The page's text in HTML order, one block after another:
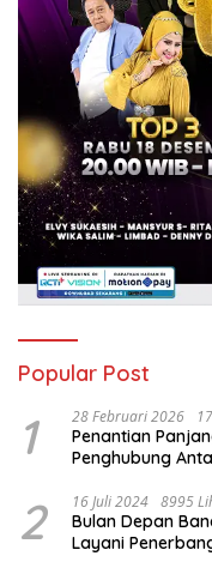
Popular Post
1 28 Februari 2026
Penantian
Penghubung
2 16 Juli 2024 8995
Bulan Depan
Layani